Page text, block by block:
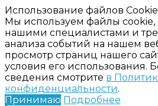
Использование файлов Cookie
Мы используем файлы cookie,
нашими специалистами и
анализа событий на нашем
просмотр страниц нашего
условия его использования.
сведения смотрите в
конфиденциальности.
Принимаю Подробнее